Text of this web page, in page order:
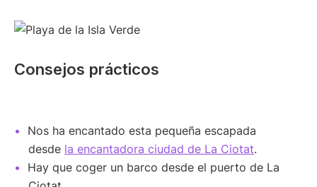
Consejos prácticos
Nos ha encantado esta pequeña escapada
desde la encantadora ciudad de La Ciotat.
Hay que coger un barco desde el puerto de La